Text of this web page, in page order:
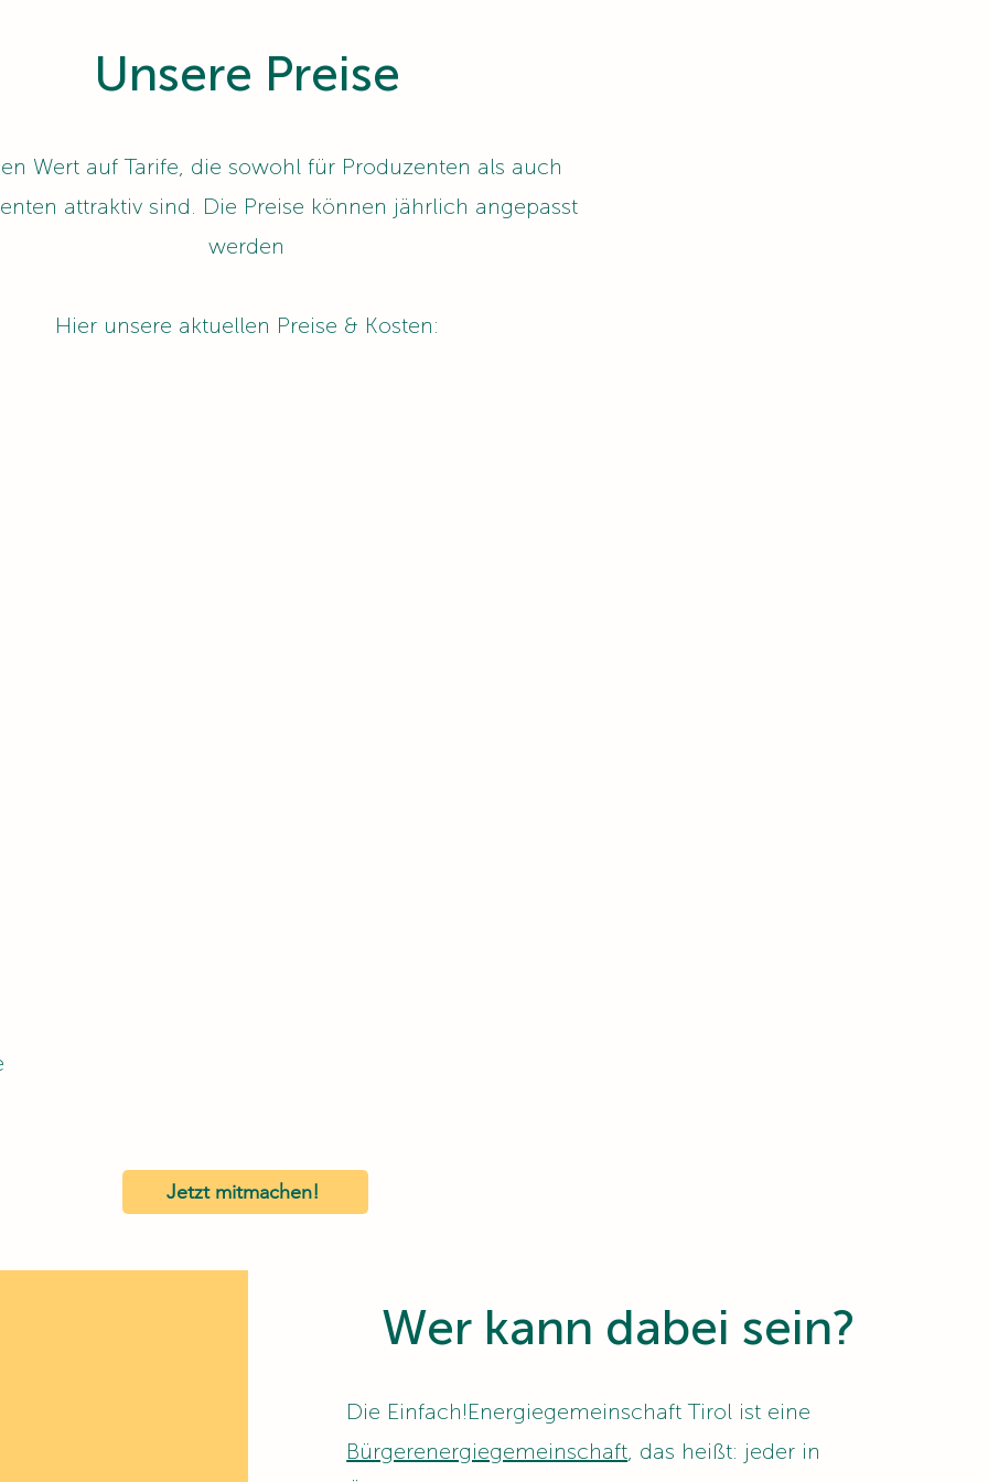
Unsere Preise
Wert auf Tarife, die sowohl für Produzenten als auch
attraktiv sind. Die Preise können jährlich angepasst
werden
Hier unsere aktuellen Preise & Kosten:
Jetzt mitmachen!
Wer kann dabei sein?
​Die Einfach!Energiegemeinschaft Tirol ist eine
Bürgerenergiegemeinschaft, das heißt: jeder in